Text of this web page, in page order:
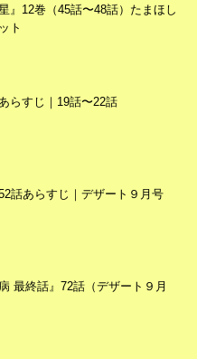
』12巻（45話〜48話）たまほし
ト
らすじ｜19話〜22話
話あらすじ｜デザート９月号
最終話』72話（デザート９月